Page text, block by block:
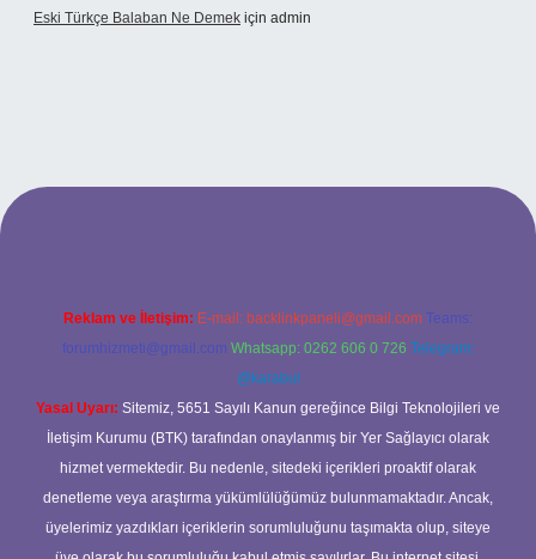
Eski Türkçe Balaban Ne Demek için admin
Reklam ve İletişim: E-mail: backlinkpaneli@gmail.com Teams:
forumhizmeti@gmail.com Whatsapp: 0262 606 0 726 Telegram:
@karabul
Yasal Uyarı: Sitemiz, 5651 Sayılı Kanun gereğince Bilgi Teknolojileri ve
İletişim Kurumu (BTK) tarafından onaylanmış bir Yer Sağlayıcı olarak
hizmet vermektedir. Bu nedenle, sitedeki içerikleri proaktif olarak
denetleme veya araştırma yükümlülüğümüz bulunmamaktadır. Ancak,
üyelerimiz yazdıkları içeriklerin sorumluluğunu taşımakta olup, siteye